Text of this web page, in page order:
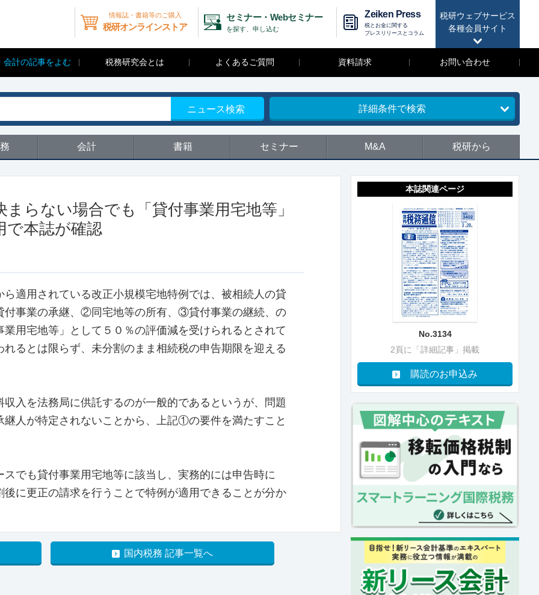
税研ウェブサービス
各種会員サイト
情報誌・書籍等のご購入
税研オンラインストア
セミナー・Webセミナー
を探す、申し込む
Zeiken Press
税とお金に関する
プレスリリースとコラム
会計の記事をよむ 税務研究会とは よくあるご質問 資料請求 お問い合わせ
ニュース検索 詳細条件で検索
会計 書籍 セミナー M&A 税研から
らない場合でも「貸付事業用宅地等」
で本誌が確認
適用されている改正小規模宅地特例では、被相続人の貸
事業の承継、②同宅地等の所有、③貸付事業の継続、の
用宅地等」として５０％の評価減を受けられるとされて
るとは限らず、未分割のまま相続税の申告期限を迎える
入を法務局に供託するのが一般的であるというが、問題
人が特定されないことから、上記①の要件を満たすこと
でも貸付事業用宅地等に該当し、実務的には申告時に
後に更正の請求を行うことで特例が適用できることが分か
国内税務 記事一覧へ
本誌関連ページ
No.3134
2頁に「詳細記事」掲載
購読のお申込み